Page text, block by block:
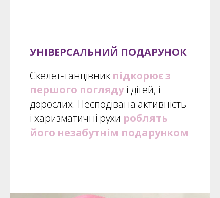
УНІВЕРСАЛЬНИЙ ПОДАРУНОК
Скелет-танцівник підкорює з
першого поглядуі дітей, і
дорослих. Несподівана активність
і харизматичні рухи роблять
його незабутнім подарунком